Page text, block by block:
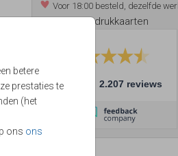
betere
prestaties te
(het
ons ons
Voor 18:00 besteld, dezelfde
*m.u.v. foliedrukkaarten
9.4 2.207 reviews